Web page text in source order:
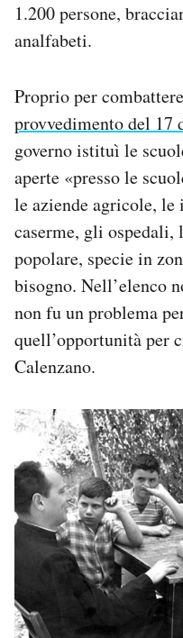
1.200 persone,
analfabeti.
Proprio per
provvedimento del 17
governo istituì le
aperte «presso le
le aziende agricole,
caserme, gli
popolare, specie in
bisogno. Nell’elenco
non fu un problema
quell’opportunità per
Calenzano.